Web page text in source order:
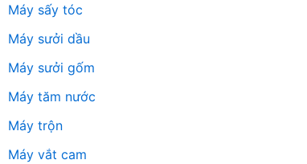
Máy sấy tóc
Máy sưởi dầu
Máy sưởi gốm
Máy tăm nước
Máy trộn
Máy vắt cam